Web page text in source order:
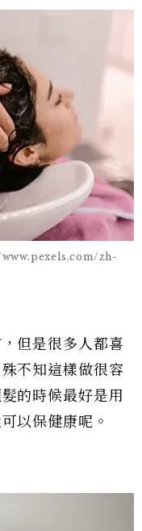
zh-
但是很多人都喜
不知這樣做很容
的時候最好是用
以保健康呢。